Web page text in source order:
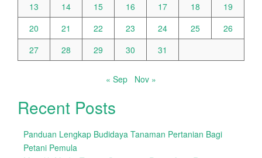
13
14 15 16 17 18
19
20
21 22 23 24 25
26
27
28 29 30 31
« Sep Nov »
Recent Posts
Panduan Lengkap Budidaya Tanaman Pertanian Bagi
Petani Pemula